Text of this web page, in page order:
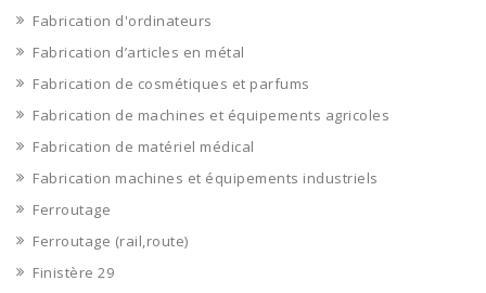
Fabrication d'ordinateurs
Fabrication d’articles en métal
Fabrication de cosmétiques et parfums
Fabrication de machines et équipements agricoles
Fabrication de matériel médical
Fabrication machines et équipements industriels
Ferroutage
Ferroutage (rail,route)
Finistère 29